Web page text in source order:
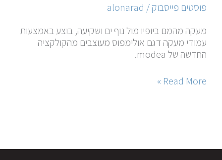
פוסטים פייסבוק/
alonarad
מעקה מהמם ביופיו מול נוף ים ושקיעה, בוצע באמצעות
עמודי מעקה דגם אולימפוס מעוצבים מהקולקציה
החדשה של modea.
Read More »